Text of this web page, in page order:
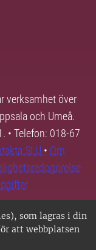
som lagras i din
att webbplatsen
verksamhet över
och Umeå.
• Telefon: 018-67
SLU • Om